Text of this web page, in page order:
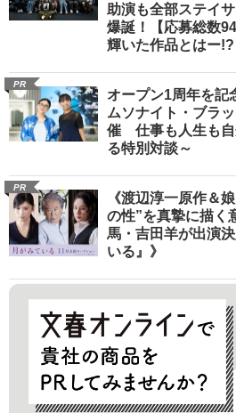
助演も全部ステイ
爆誕！【応募総数
輝いた作品とはー!?
PR
オープン1周年を記
ムソナイト・ブラ
催 仕事も人生も自
る特別対談～
PR
《渡辺淳一原作＆
の性”を真摯に描く
馬・吉田羊が出演
いる』》